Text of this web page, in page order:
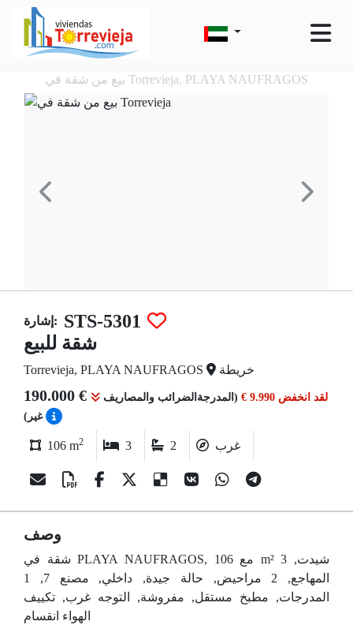
بيع من شقة في Torrevieja, PLAYA NAUFRAGOS
إشارة: STS-5301
شقة للبيع
Torrevieja, PLAYA NAUFRAGOS خريطة
190.000 € لقد انخفض 9.990 €
(المدرجةالضرائب والمصاريف
غير)
106 m2 3 2 غرب
وصف
شقة في PLAYA NAUFRAGOS, مع 106 m² شيدت, 3
المهاجع, 2 مراحيض, حالة جيدة, داخلي, مصنع 7, 1
المدرجات, مطبخ مستقل, مفروشة, التوجه غرب, تكييف
الهواء انقسام